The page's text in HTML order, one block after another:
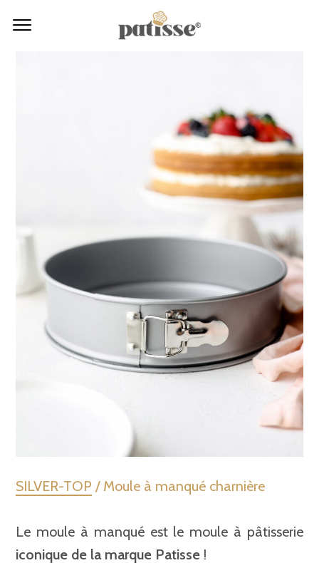
SILVER-TOP / Moule à manqué charnière
Le moule à manqué est le moule à pâtisserie
iconique de la marque Patisse !